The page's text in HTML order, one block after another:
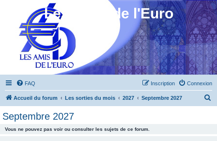
Les Amis de l'Euro
FAQ Connexion
Inscription
Accueil du forum Les sorties du mois 2027 Septembre 2027
Septembre 2027
Vous ne pouvez pas voir ou consulter les sujets de ce forum.